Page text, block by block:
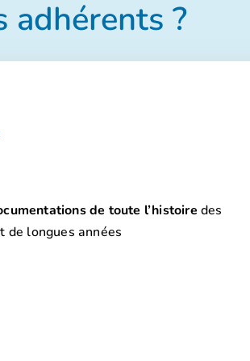
adhérents ?
de toute l’histoire des
de longues années